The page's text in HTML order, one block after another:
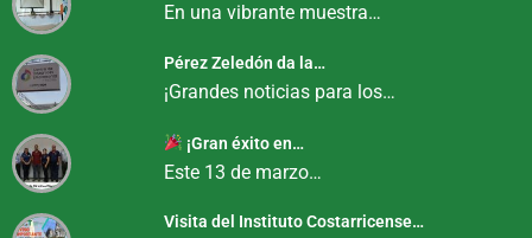
En una vibrante muestra…
Pérez Zeledón da la…
¡Grandes noticias para los…
¡Gran éxito en…
Este 13 de marzo…
Visita del Instituto Costarricense…